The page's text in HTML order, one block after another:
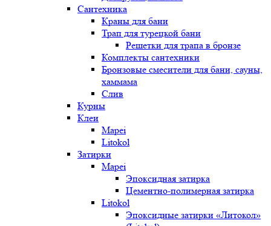
Сантехника
Краны для бани
Трап для турецкой бани
Решетки для трапа в бронзе
Комплекты сантехники
Бронзовые смесители для бани, сауны,
хаммама
Слив
Курны
Клеи
Mapei
Litokol
Затирки
Mapei
Эпоксидная затирка
Цементно-полимерная затирка
Litokol
Эпоксидные затирки «Литокол»